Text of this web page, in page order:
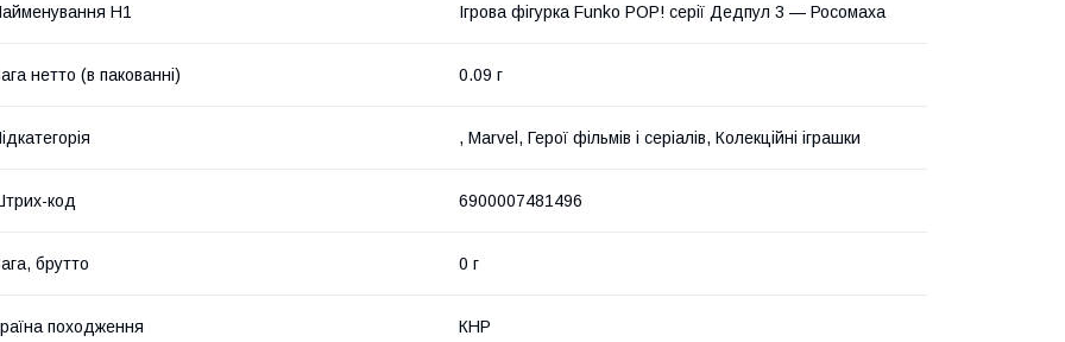
Н1 Ігрова фігурка Funko POP! серії Дедпул 3 — Росомаха
нетто (в пакованні) 0.09 г
, Marvel, Герої фільмів і серіалів, Колекційні іграшки
код 6900007481496
брутто 0 г
походження КНР